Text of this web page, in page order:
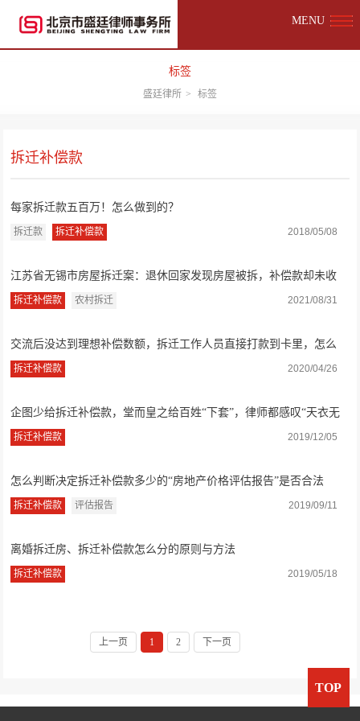
MENU
标签
盛廷律所 > 标签
拆迁补偿款
每家拆迁款五百万！怎么做到的？
拆迁款 拆迁补偿款 2018/05/08
江苏省无锡市房屋拆迁案：退休回家发现房屋被拆，补偿款却未收
到，盛廷律师...
拆迁补偿款 农村拆迁 2021/08/31
交流后没达到理想补偿数额，拆迁工作人员直接打款到卡里，怎么
办？
拆迁补偿款 2020/04/26
企图少给拆迁补偿款，堂而皇之给百姓“下套”，律师都感叹“天衣无
缝”
拆迁补偿款 2019/12/05
怎么判断决定拆迁补偿款多少的“房地产价格评估报告”是否合法
拆迁补偿款 评估报告 2019/09/11
离婚拆迁房、拆迁补偿款怎么分的原则与方法
拆迁补偿款 2019/05/18
上一页 1 2 下一页
TOP